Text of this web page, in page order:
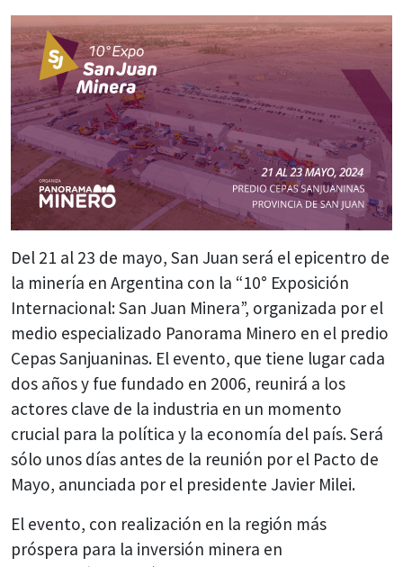
Del 21 al 23 de mayo, San Juan será el epicentro de
la minería en Argentina con la “10° Exposición
Internacional: San Juan Minera”, organizada por el
medio especializado Panorama Minero en el predio
Cepas Sanjuaninas. El evento, que tiene lugar cada
dos años y fue fundado en 2006, reunirá a los
actores clave de la industria en un momento
crucial para la política y la economía del país. Será
sólo unos días antes de la reunión por el Pacto de
Mayo, anunciada por el presidente Javier Milei.
El evento, con realización en la región más
próspera para la inversión minera en